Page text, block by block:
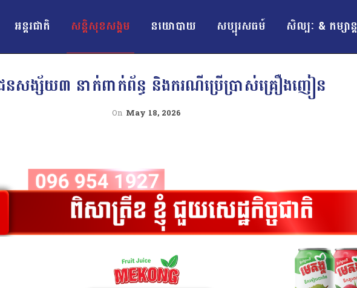
អន្ដរជាតិ សន្តិសុខសង្គម នយោបាយ សប្បុរសធម៍ សិល្បៈ & កម្សាន្ត
សង្ស័យ៣ នាក់ពាក់ព័ន្ធ និងករណីប្រើប្រាស់គ្រឿងញៀន
On May 18, 2026